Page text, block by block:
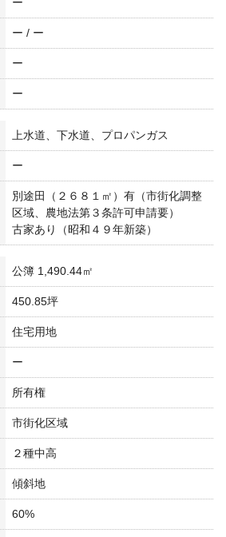
ー
ー / ー
ー
ー
上水道、下水道、プロパンガス
ー
別途田（２６８１㎡）有（市街化調整
区域、農地法第３条許可申請要）
古家あり（昭和４９年新築）
公簿 1,490.44㎡
450.85坪
住宅用地
ー
所有権
市街化区域
２種中高
傾斜地
60%